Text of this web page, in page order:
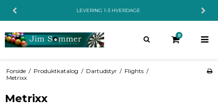
KUNDESERVICE 26 220 900 8:00-20:00
0
Forside / Produktkatalog / Dartudstyr / Flights /
Metrixx
Metrixx